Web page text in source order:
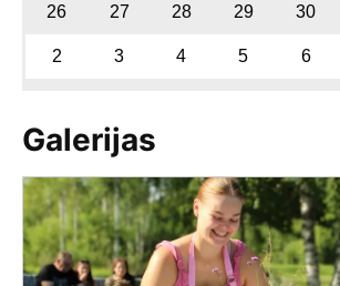
26 27 28 29 30
2 3 4 5 6
Galerijas